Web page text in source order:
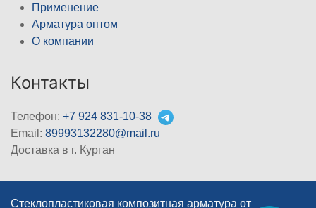
Применение
Арматура оптом
О компании
Контакты
Телефон: +7 924 831-10-38
Email: 89993132280@mail.ru
Доставка в г. Курган
Стеклопластиковая композитная арматура от